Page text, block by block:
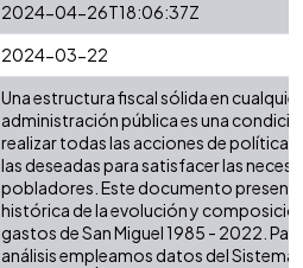
2024-04-26T18:06:37Z
2024-03-22
Una estructura fiscal sólida en cualquier
administración pública es una
realizar todas las acciones de política
las deseadas para satisfacer las
pobladores. Este documento
histórica de la evolución y
gastos de San Miguel 1985 - 2022.
análisis empleamos datos del